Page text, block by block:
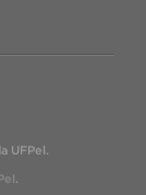
UFPel.
.